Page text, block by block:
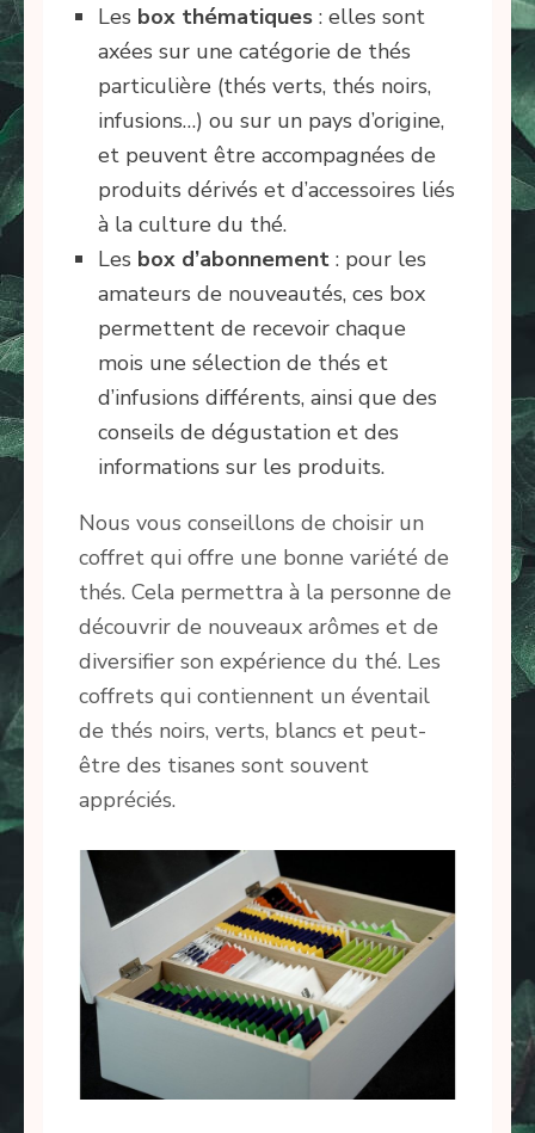
Les box thématiques : elles sont
axées sur une catégorie de thés
particulière (thés verts, thés noirs,
infusions…) ou sur un pays d’origine,
et peuvent être accompagnées de
produits dérivés et d’accessoires liés
à la culture du thé.
Les box d’abonnement : pour les
amateurs de nouveautés, ces box
permettent de recevoir chaque
mois une sélection de thés et
d’infusions différents, ainsi que des
conseils de dégustation et des
informations sur les produits.
Nous vous conseillons de choisir un
coffret qui offre une bonne variété de
thés. Cela permettra à la personne de
découvrir de nouveaux arômes et de
diversifier son expérience du thé. Les
coffrets qui contiennent un éventail
de thés noirs, verts, blancs et peut-
être des tisanes sont souvent
appréciés.